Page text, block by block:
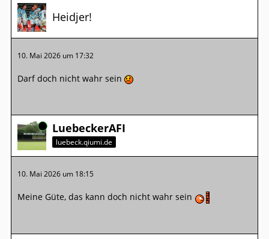
Heidjer!
10. Mai 2026 um 17:32
Darf doch nicht wahr sein
Online LuebeckerAFI
luebeck.qiumi.de
10. Mai 2026 um 18:15
Meine Güte, das kann doch nicht wahr sein